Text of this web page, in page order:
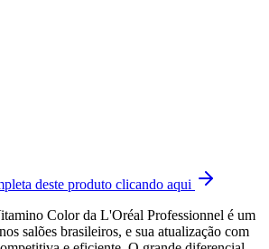
deste produto clicando aqui
Color da L'Oréal Professionnel é um
salões brasileiros, e sua atualização com